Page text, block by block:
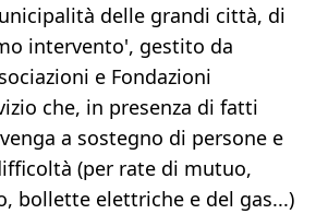
delle grandi città, di
intervento', gestito da
e Fondazioni
che, in presenza di fatti
a sostegno di persone e
(per rate di mutuo,
bollette elettriche e del gas...)